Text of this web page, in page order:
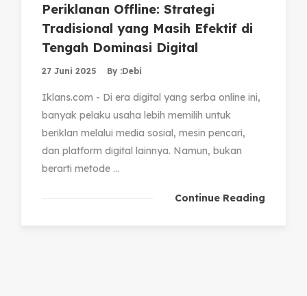
Periklanan Offline: Strategi
Tradisional yang Masih Efektif di
Tengah Dominasi Digital
27 Juni 2025 By :Debi
Iklans.com - Di era digital yang serba online ini,
banyak pelaku usaha lebih memilih untuk
beriklan melalui media sosial, mesin pencari,
dan platform digital lainnya. Namun, bukan
berarti metode ...
Continue Reading